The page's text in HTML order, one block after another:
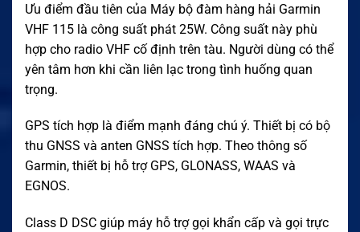
Ưu điểm đầu tiên của Máy bộ đàm hàng hải Garmin
VHF 115 là công suất phát 25W. Công suất này phù
hợp cho radio VHF cố định trên tàu. Người dùng có thể
yên tâm hơn khi cần liên lạc trong tình huống quan
trọng.
GPS tích hợp là điểm mạnh đáng chú ý. Thiết bị có bộ
thu GNSS và anten GNSS tích hợp. Theo thông số
Garmin, thiết bị hỗ trợ GPS, GLONASS, WAAS và
EGNOS.
Class D DSC giúp máy hỗ trợ gọi khẩn cấp và gọi trực